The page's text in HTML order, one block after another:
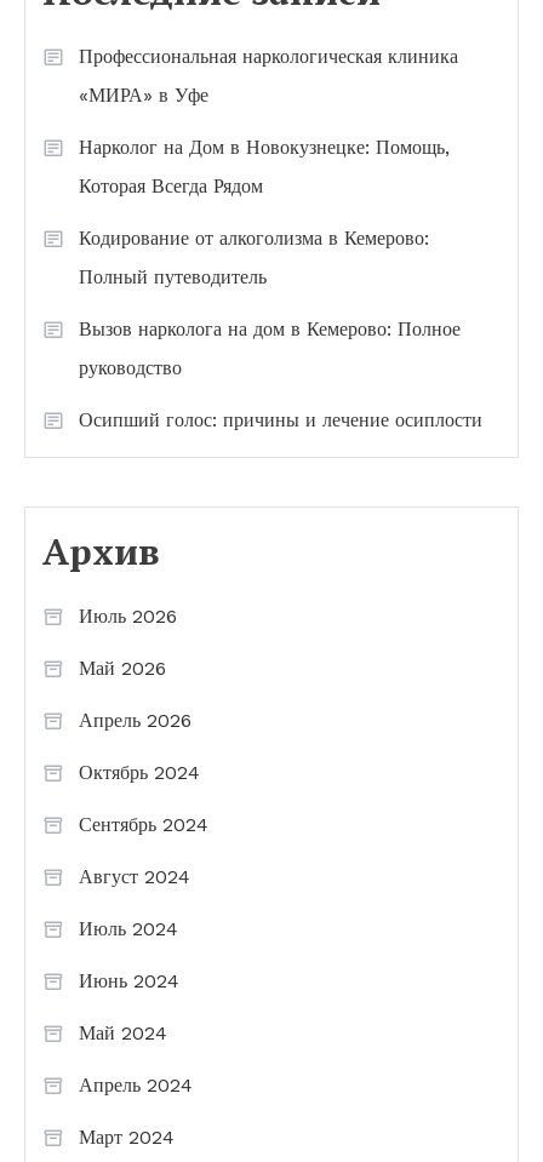
Профессиональная наркологическая клиника
«МИРА» в Уфе
Нарколог на Дом в Новокузнецке: Помощь,
Которая Всегда Рядом
Кодирование от алкоголизма в Кемерово:
Полный путеводитель
Вызов нарколога на дом в Кемерово: Полное
руководство
Осипший голос: причины и лечение осиплости
Архив
Июль 2026
Май 2026
Апрель 2026
Октябрь 2024
Сентябрь 2024
Август 2024
Июль 2024
Июнь 2024
Май 2024
Апрель 2024
Март 2024